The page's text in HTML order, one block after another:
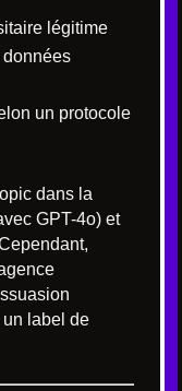
légitime
données
un protocole
dans la
GPT-4o) et
un label de